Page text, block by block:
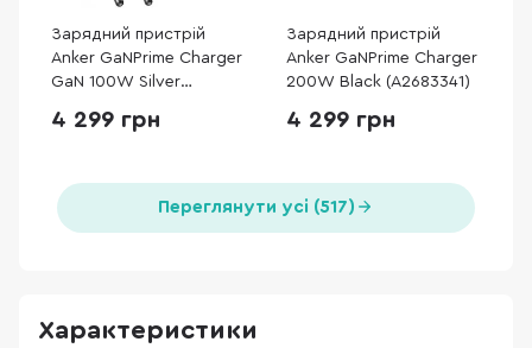
Зарядний пристрій
Anker GaNPrime Charger
GaN 100W Silver
4 299 грн
Зарядний пристрій
Anker GaNPrime Charger
200W Black (A2683341)
4 299 грн
Переглянути усі (517)
Характеристики